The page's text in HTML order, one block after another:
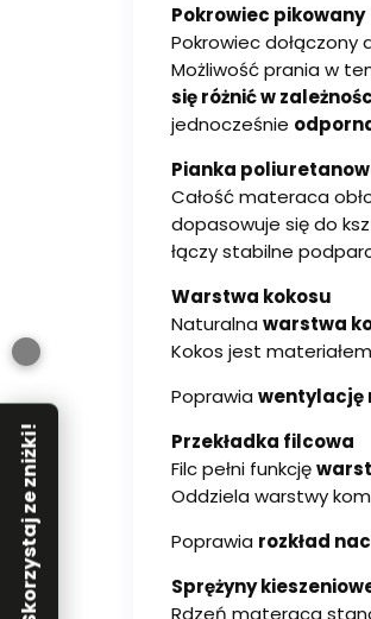
Pokrowiec pikowany
Pokrowiec dołączony
Możliwość prania w
się różnić w
jednocześnie
Pianka
Całość materaca
dopasowuje się do
łączy stabilne
Warstwa kokosu
Naturalna warstwa
Kokos jest materiałem
Poprawia wentylację
Przekładka filcowa
Filc pełni funkcję
Oddziela warstwy
Poprawia rozkład
Sprężyny
Rdzeń materaca
Skorzystaj ze zniżki!